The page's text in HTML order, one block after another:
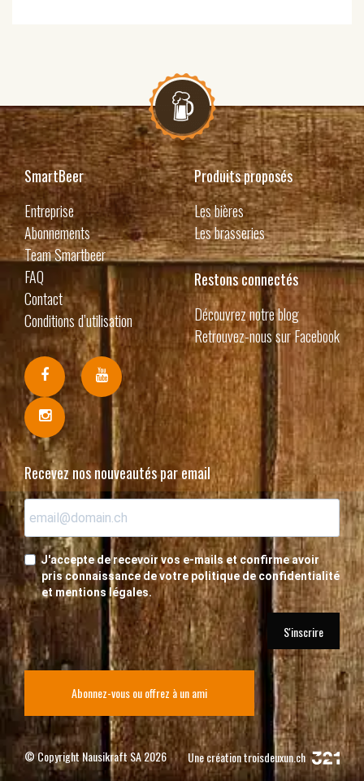
SmartBeer
Entreprise
Abonnements
Team Smartbeer
FAQ
Contact
Conditions d’utilisation
Produits proposés
Les bières
Les brasseries
Restons connectés
Découvrez notre blog
Retrouvez-nous sur Facebook
Recevez nos nouveautés par email
J'accepte de recevoir vos e-mails et confirme avoir
pris connaissance de votre politique de confidentialité
et mentions légales.
S'inscrire
Abonnez-vous ou offrez à un ami
© Copyright Nausikraft SA 2026 Une créationtroisdeuxun.ch